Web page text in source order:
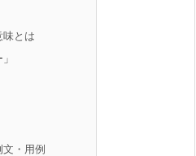
味とは
・用例